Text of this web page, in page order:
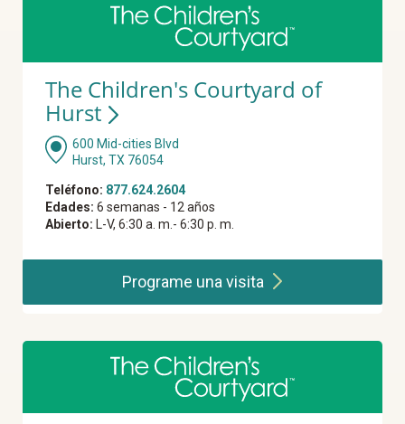
The Children's Courtyard of
Hurst
600 Mid-cities Blvd
Hurst, TX 76054
Teléfono: 877.624.2604
Edades: 6 semanas - 12 años
Abierto: L-V, 6:30 a. m.- 6:30 p. m.
Programe unavisita